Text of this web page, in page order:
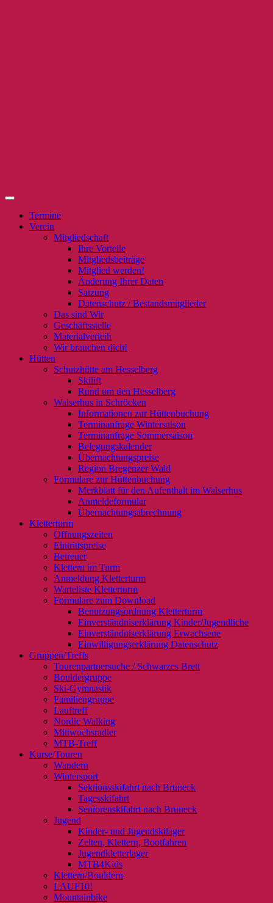
Termine
Verein
Mitgliedschaft
Ihre Vorteile
Mitgliedsbeiträge
Mitglied werden!
Änderung Ihrer Daten
Satzung
Datenschutz / Bestandsmitglieder
Das sind Wir
Geschäftsstelle
Materialverleih
Wir brauchen dich!
Hütten
Schutzhütte am Hesselberg
Skilift
Rund um den Hesselberg
Walserhus in Schröcken
Informationen zur Hüttenbuchung
Terminanfrage Wintersaison
Terminanfrage Sommersaison
Belegungskalender
Übernachtungspreise
Region Bregenzer Wald
Formulare zur Hüttenbuchung
Merkblatt für den Aufenthalt im Walserhus
Anmeldeformular
Übernachtungsabrechnung
Kletterturm
Öffnungszeiten
Eintrittspreise
Betreuer
Klettern im Turm
Anmeldung Kletterturm
Warteliste Kletterturm
Formulare zum Download
Benutzungsordnung Kletterturm
Einverständniserklärung Kinder/Jugendliche
Einverständniserklärung Erwachsene
Einwilligungserklärung Datenschutz
Gruppen/Treffs
Tourenpartnersuche / Schwarzes Brett
Bouldergruppe
Ski-Gymnastik
Familiengruppe
Lauftreff
Nordic Walking
Mittwochsradler
MTB-Treff
Kurse/Touren
Wandern
Wintersport
Sektionsskifahrt nach Bruneck
Tagesskifahrt
Seniorenskifahrt nach Bruneck
Jugend
Kinder- und Jugendskilager
Zelten, Klettern, Bootfahren
Jugendkletterlager
MTB4Kids
Klettern/Bouldern
LAUF10!
Mountainbike